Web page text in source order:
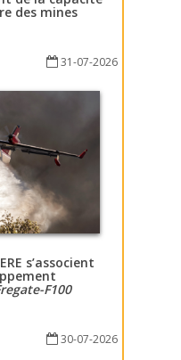
des mines
31-07-2026
s’associent
F100
30-07-2026